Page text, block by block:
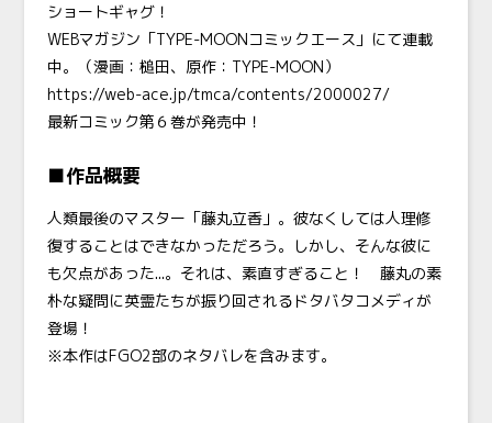
ショートギャグ！
WEBマガジン「TYPE-MOONコミックエース」にて連載
中。（漫画：槌田、原作：TYPE-MOON）
https://web-ace.jp/tmca/contents/2000027/
最新コミック第６巻が発売中！
■作品概要
人類最後のマスター「藤丸立香」。彼なくしては人理修
復することはできなかっただろう。しかし、そんな彼に
も欠点があった...。それは、素直すぎること！ 藤丸の素
朴な疑問に英霊たちが振り回されるドタバタコメディが
登場！
※本作はFGO2部のネタバレを含みます。